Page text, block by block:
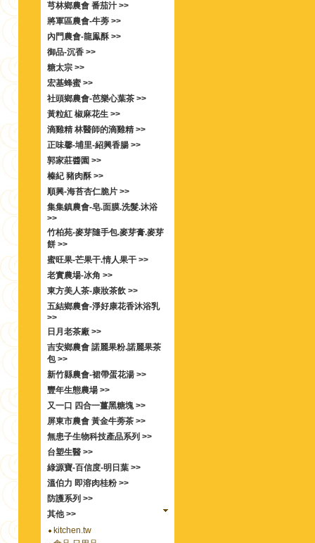
芎林鄉農會 番茄汁 >>
將軍區農會-牛蒡 >>
內門農會-龍鳯酥 >>
御品-沉香 >>
糖太宗 >>
宏基蜂蜜 >>
社頭鄉農會-芭樂心葉茶 >>
黃粒紅 椒麻花生 >>
滴雞精 林醫師的滴雞精 >>
正味馨-埔里-紹興香腸 >>
郭家莊醬園 >>
榛紀 豬肉酥 >>
順興-海苔杏仁脆片 >>
集集鎮農會-皂.面膜.洗髮.沐浴
>>
竹柏苑-麥芽隨手包.麥芽膏.麥芽
餅 >>
蜜旺果-芒果干.情人果干 >>
老實農場-冰角 >>
東方美人茶-康妝茶飲 >>
五結鄉農會-淨好康花香沐浴乳
>>
日月老茶廠 >>
吉安鄉農會 諾麗果粉.諾麗果茶
包 >>
新竹縣農會-裙帶蛋花湯 >>
豐年生態農場 >>
又一口 四合一薑黑糖塊 >>
屏東市農會 黃金牛蒡茶 >>
無患子生物科技產品系列 >>
台塑生醫 >>
綠源寶-百信度-明日葉 >>
溫伯力 即溶肉桂粉 >>
防護系列 >>
其他 >>
kitchen.tw